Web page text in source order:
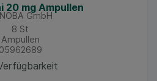
20 mg Ampullen
GmbH
8 St
Ampullen
05962689